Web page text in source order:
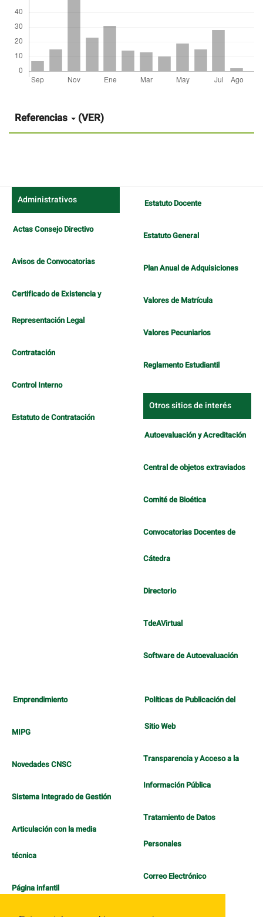
artículo
Referencias (VER)
Administrativos
Actas Consejo Directivo
Avisos de Convocatorias
Certificado de Existencia y
Representación Legal
Contratación
Control Interno
Estatuto de Contratación
Estatuto Docente
Estatuto General
Plan Anual de Adquisiciones
Valores de Matrícula
Valores Pecuniarios
Reglamento Estudiantil
Otros sitios de interés
Autoevaluación y Acreditación
Central de objetos extraviados
Comité de Bioética
Convocatorias Docentes de
Cátedra
Directorio
TdeAVirtual
Software de Autoevaluación
Emprendimiento
MIPG
Novedades CNSC
Sistema Integrado de Gestión
Articulación con la media
técnica
Página infantil
Políticas de Publicación del
Sitio Web
Transparencia y Acceso a la
Información Pública
Tratamiento de Datos
Personales
Correo Electrónico